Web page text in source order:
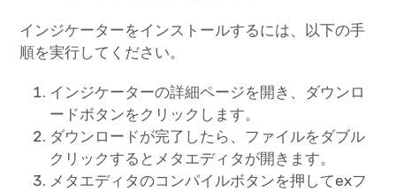
インジケーターをインストールするには、以下の手
順を実行してください。
インジケーターの詳細ページを開き、ダウンロ
ードボタンをクリックします。
ダウンロードが完了したら、ファイルをダブル
クリックするとメタエディタが開きます。
メタエディタのコンパイルボタンを押してexフ